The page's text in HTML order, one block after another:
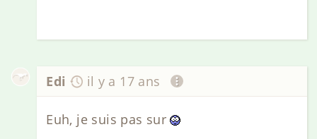
Edi il y a 17 ans
Euh, je suis pas sur